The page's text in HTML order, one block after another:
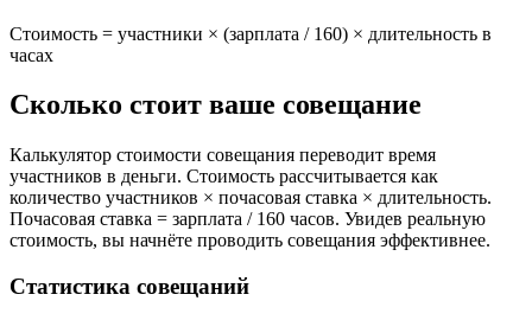
Стоимость = участники × (зарплата / 160) × длительность в
часах
Сколько стоит ваше совещание
Калькулятор стоимости совещания переводит время
участников в деньги. Стоимость рассчитывается как
количество участников × почасовая ставка × длительность.
Почасовая ставка = зарплата / 160 часов. Увидев реальную
стоимость, вы начнёте проводить совещания эффективнее.
Статистика совещаний